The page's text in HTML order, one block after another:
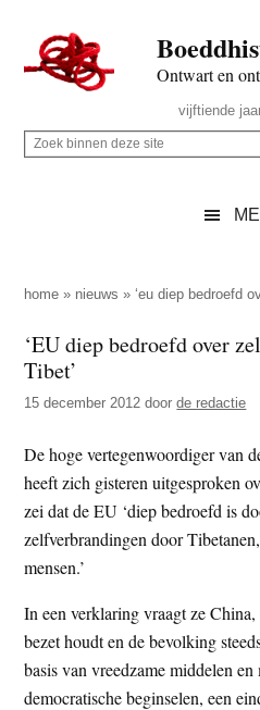
naar
de
inhoud
secondary
naar
de
sidebar
naar
de
Ontwart en
Rechts
vijftiende
Z
p
e
z
e
s
i
t
e
Z
i
n
e
n
e
z
e
s
i
e
home » nieuws »‘eu diep bedroefd
‘EU diep bedroefd over
Tibet’
15 december 2012 doorde redactie
De hoge vertegenwoordiger van
heeft zich gisteren uitgesproken
zei dat de EU ‘diep bedroefd is
zelfverbrandingen door
mensen.’
In een verklaring vraagt ze
bezet houdt en de bevolking
basis van vreedzame middelen en
democratische beginselen, een